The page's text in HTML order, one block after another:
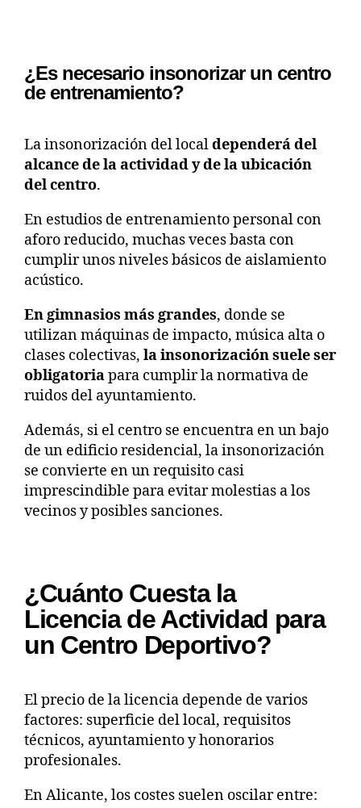
¿Es necesario insonorizar un centro
de entrenamiento?
La insonorización del localdependerá del
alcance de la actividad y de la ubicación
del centro.
En estudios de entrenamiento personal con
aforo reducido, muchas veces basta con
cumplir unos niveles básicos de aislamiento
acústico.
En gimnasios más grandes, donde se
utilizan máquinas de impacto, música alta o
clases colectivas, la insonorización suele ser
obligatoriapara cumplir la normativa de
ruidos del ayuntamiento.
Además, si el centro se encuentra en un bajo
de un edificio residencial, la insonorización
se convierte en un requisito casi
imprescindible para evitar molestias a los
vecinos y posibles sanciones.
¿Cuánto Cuesta la
Licencia de Actividad para
un Centro Deportivo?
El precio de la licencia depende de varios
factores: superficie del local, requisitos
técnicos, ayuntamiento y honorarios
profesionales.
En Alicante, los costes suelen oscilar entre: